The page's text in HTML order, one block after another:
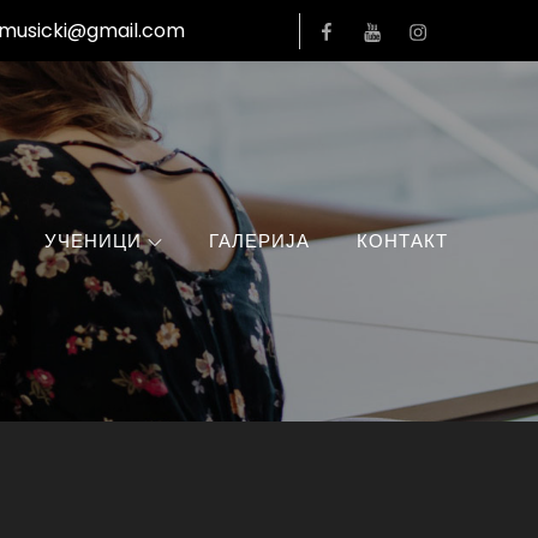
Facebook
YouTubeInstagram
УЧЕНИЦИ ГАЛЕРИЈА КОНТАКТ